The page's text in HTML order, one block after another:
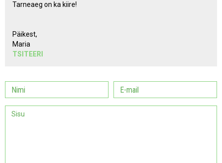
Tarneaeg on ka kiire!
Päikest,
Maria
TSITEERI